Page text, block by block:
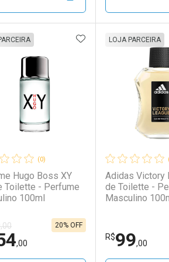
FECHAR
Desconto
FECHAR
Ativar
Por
AOS FAVORITOS
(0)
Hugo Boss XY
100ml
,00
20% OFF
ADICIONAR AOS
Adidas Victory
de Toilette -
Masculino
LOJA PARCEIRA
R$99,00